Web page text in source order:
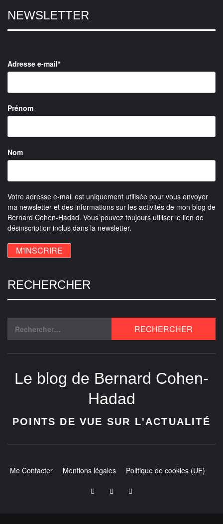
NEWSLETTER
Adresse e-mail*
Prénom
Nom
Votre adresse e-mail est uniquement utilisée pour vous envoyer
ma newsletter et des informations sur les activités de mon blog de
Bernard Cohen-Hadad. Vous pouvez toujours utiliser le lien de
désinscription inclus dans la newsletter.
RECHERCHER
Le blog de Bernard Cohen-
Hadad
POINTS DE VUE SUR L'ACTUALITÉ
Me Contacter Mentions légales Politique de cookies (UE)